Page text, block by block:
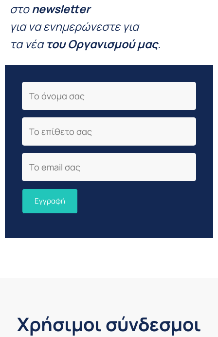
στοnewsletter
για να ενημερώνεστε για
τα νέατου Οργανισμού μας.
Χρήσιμοι σύνδεσμοι